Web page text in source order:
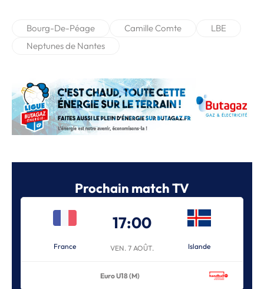
Bourg-De-Péage Camille Comte
LBE
Neptunes de Nantes
Prochain match TV
France
17:00
VEN. 7 AOÛT. Islande
Euro U18 (M)